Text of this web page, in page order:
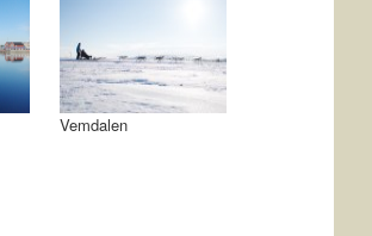
Vemdalen